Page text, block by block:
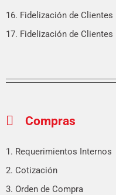
16. Fidelización de
17. Fidelización de
Compras
1. Requerimientos Internos
2. Cotización
3. Orden de Compra